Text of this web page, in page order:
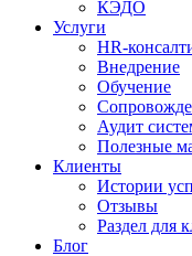
КЭДО
Услуги
HR-
Внедрение
Обучение
Аудит
Полезные
Клиенты
Истории
Отзывы
Раздел для
Блог